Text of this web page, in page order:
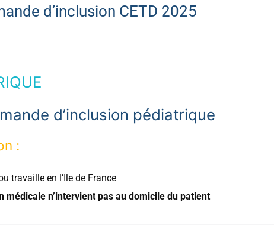
d’inclusion CETD 2025
d’inclusion pédiatrique
:
travaille en l’Ile de France
médicale n’intervient pas au domicile du patient